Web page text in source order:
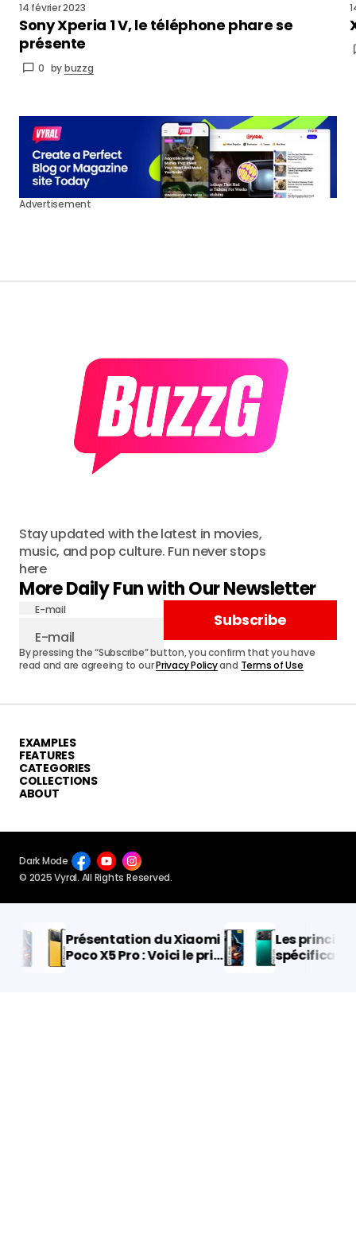
14 février 2023
Sony Xperia 1 V, le téléphone phare se
présente
0 bybuzzg
Advertisement
Stay updated with the latest in movies,
music, and pop culture. Fun never stops
here
More Daily Fun with Our Newsletter
E-mail
Subscribe
By pressing the “Subscribe” button, you confirm that you have
read and are agreeing to ourPrivacy Policyand Terms of Use
EXAMPLES
FEATURES
CATEGORIES
COLLECTIONS
ABOUT
© 2025 Vyral. All Rights Reserved.
Dark Mode
Présentation du Xiaomi
Poco X5 Pro : Voici le prix
et les caractéristiques
Les principales
spécifications
X5 Pro 5G ont